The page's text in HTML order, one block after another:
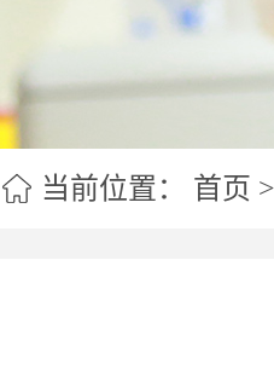
实验室风貌 学术
实验
当前位置： 首页 >